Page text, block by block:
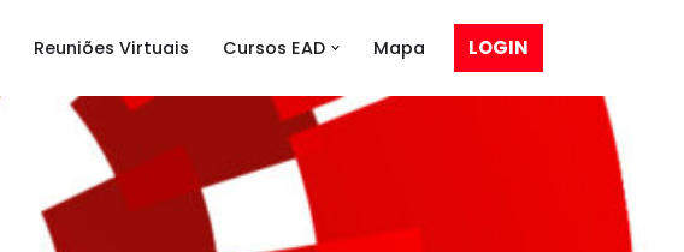
Reuniões Virtuais Cursos EAD Mapa LOGIN